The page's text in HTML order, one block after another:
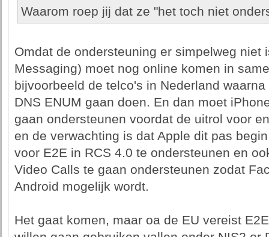
Waarom roep jij dat ze "het toch niet
Omdat de ondersteuning er simpelweg niet
Messaging) moet nog online komen in
bijvoorbeeld de telco's in Nederland
DNS ENUM gaan doen. En dan moet
gaan ondersteunen voordat de uitrol voor
en de verwachting is dat Apple dit pas
voor E2E in RCS 4.0 te ondersteunen en
Video Calls te gaan ondersteunen zodat
Android mogelijk wordt.
Het gaat komen, maar oa de EU vereist